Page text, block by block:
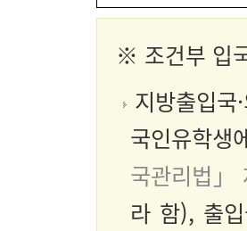
※ 조건부 입
지방출입
국인유학생
국관리법」
라 함), 출